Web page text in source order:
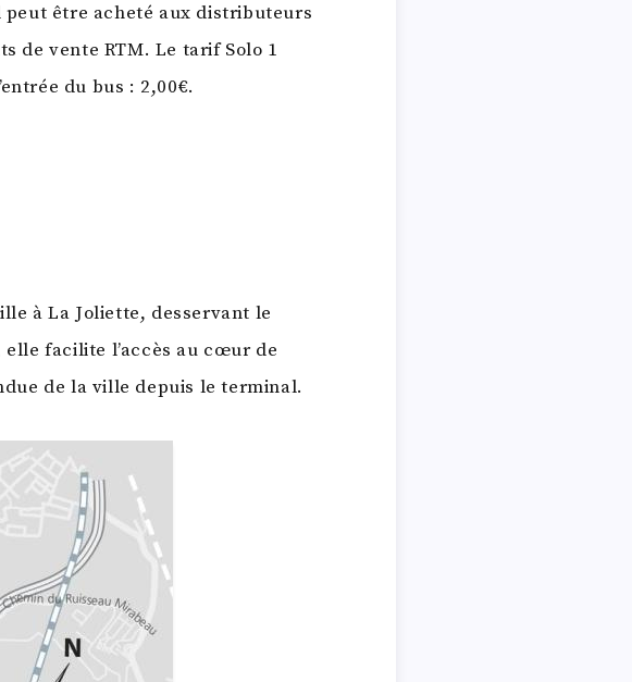
peut être acheté aux distributeurs
de vente RTM. Le tarif Solo 1
du bus : 2,00€.
à La Joliette, desservant le
facilite l’accès au cœur de
de la ville depuis le terminal.